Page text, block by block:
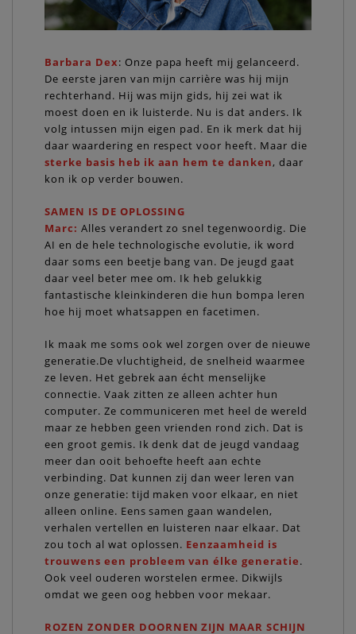
Barbara Dex: Onze papa heeft mij gelanceerd.
De eerste jaren van mijn carrière was hij mijn
rechterhand. Hij was mijn gids, hij zei wat ik
moest doen en ik luisterde. Nu is dat anders. Ik
volg intussen mijn eigen pad. En ik merk dat hij
daar waardering en respect voor heeft. Maar die
sterke basis heb ik aan hem te danken, daar
kon ik op verder bouwen.
SAMEN IS DE OPLOSSING
Marc: Alles verandert zo snel tegenwoordig. Die
AI en de hele technologische evolutie, ik word
daar soms een beetje bang van. De jeugd gaat
daar veel beter mee om. Ik heb gelukkig
fantastische kleinkinderen die hun bompa leren
hoe hij moet whatsappen en facetimen.
Ik maak me soms ook wel zorgen over de nieuwe
generatie.De vluchtigheid, de snelheid waarmee
ze leven. Het gebrek aan écht menselijke
connectie. Vaak zitten ze alleen achter hun
computer. Ze communiceren met heel de wereld
maar ze hebben geen vrienden rond zich. Dat is
een groot gemis. Ik denk dat de jeugd vandaag
meer dan ooit behoefte heeft aan echte
verbinding. Dat kunnen zij dan weer leren van
onze generatie: tijd maken voor elkaar, en niet
alleen online. Eens samen gaan wandelen,
verhalen vertellen en luisteren naar elkaar. Dat
zou toch al wat oplossen. Eenzaamheid is
trouwens een probleem van élke generatie.
Ook veel ouderen worstelen ermee. Dikwijls
omdat we geen oog hebben voor mekaar.
ROZEN ZONDER DOORNEN ZIJN MAAR SCHIJN